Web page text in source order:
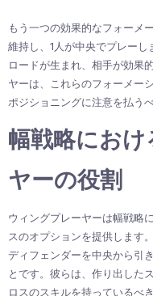
もう一つの効果的なフォーメ
維持し、1人が中央でプレー
ロードが生まれ、相手が効果
ヤーは、これらのフォーメー
ポジショニングに注意を払うべ
幅戦略にお
ヤーの役割
ウィングプレーヤーは幅戦略
スのオプションを提供します
ディフェンダーを中央から引
とです。彼らは、作り出した
ロスのスキルを持っているべき